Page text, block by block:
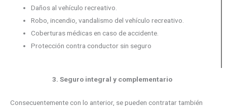
Daños al vehículo recreativo.
Robo, incendio, vandalismo del vehículo recreativo.
Coberturas médicas en caso de accidente.
Protección contra conductor sin seguro
3. Seguro integral y complementario
Consecuentemente con lo anterior, se pueden contratar también